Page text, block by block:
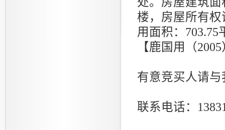
楼，房屋所有权
用面积：
【鹿国用（
有意竞买人请
联系电话：